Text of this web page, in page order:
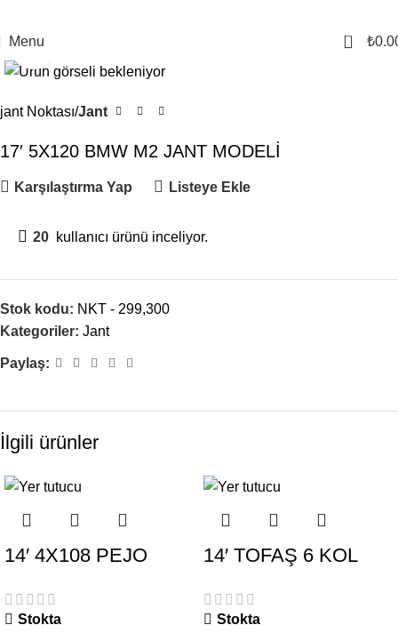
Menu 0 ₺
jant Noktası Jant
17′ 5X120 BMW M2 JANT MODELİ
Karşılaştırma Yap Listeye Ekle
20 kullanıcı ürünü inceliyor.
Stok kodu: NKT - 299,300
Kategoriler: Jant
Paylaş:
İlgili ürünler
14′ 4X108 PEJO
MODELİ
Stokta
14′ TOFAŞ 6 KOL
Stokta